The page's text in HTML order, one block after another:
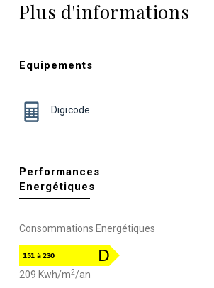
Plus d'informations
Equipements
Digicode
Performances
Energétiques
Consommations Energétiques
209 Kwh/m2/an